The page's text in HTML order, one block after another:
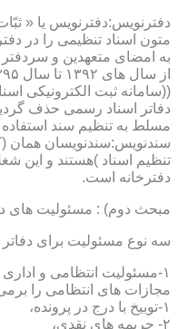
دفترنویس:دفترنویس یا «
متون اسناد تنظیمی را در
به امضای متعهدین و
((سامانه ثبت الکترونیکی
دفاتر اسناد رسمی حذف
مسلط به تنظیم سند
سندنویس:سندنویسان همان
تنظیم اسناد )هستند و این
دفترخانه است.
مبحث دوم) : مسئولیت های
سه نوع مسئولیت برای دفاتر
مجازات های انتظامی را برمی شمرد
۱-توبیخ با درج در پرونده،
۲- جریمه های نقدی،